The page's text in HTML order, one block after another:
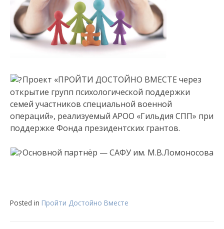
Проект «ПРОЙТИ ДОСТОЙНО ВМЕСТЕ через
открытие групп психологической поддержки
семей участников специальной военной
операций», реализуемый АРОО «Гильдия СПП» при
поддержке Фонда президентских грантов.
Основной партнёр — САФУ им. М.В.Ломоносова
Posted in Пройти Достойно Вместе